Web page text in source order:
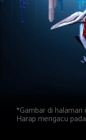
*Gambar di halaman
Harap mengacu